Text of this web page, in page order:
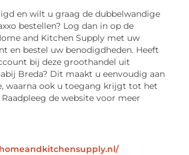
en wilt u graag de dubbelwandige
bestellen? Log dan in op de
and Kitchen Supply met uw
en bestel uw benodigdheden. Heeft
bij deze groothandel uit
Breda? Dit maakt u eenvoudig aan
waarna ook u toegang krijgt tot het
de website voor meer